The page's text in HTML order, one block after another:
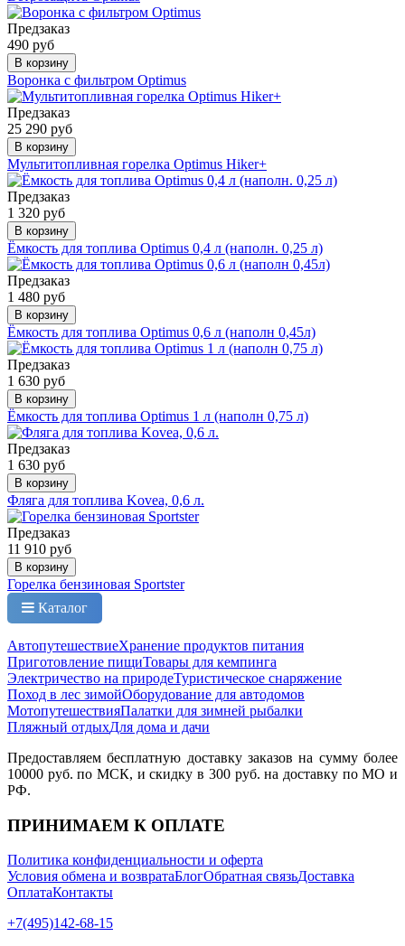
Предзаказ
490 руб
В корзину
Воронка с фильтром Optimus
Предзаказ
25 290 руб
В корзину
Мультитопливная горелка Optimus Hiker+
Предзаказ
1 320 руб
В корзину
Ёмкость для топлива Optimus 0,4 л (наполн. 0,25 л)
Предзаказ
1 480 руб
В корзину
Ёмкость для топлива Optimus 0,6 л (наполн 0,45л)
Предзаказ
1 630 руб
В корзину
Ёмкость для топлива Optimus 1 л (наполн 0,75 л)
Предзаказ
1 630 руб
В корзину
Фляга для топлива Kovea, 0,6 л.
Предзаказ
11 910 руб
В корзину
Горелка бензиновая Sportster
Каталог
АвтопутешествиеХранение продуктов питания
Приготовление пищиТовары для кемпинга
Электричество на природеТуристическое снаряжение
Поход в лес зимойОборудование для автодомов
МотопутешествияПалатки для зимней рыбалки
Пляжный отдыхДля дома и дачи
Предоставляем бесплатную доставку заказов на сумму более
10000 руб. по МСК, и скидку в 300 руб. на доставку по МО и
РФ.
ПРИНИМАЕМ К ОПЛАТЕ
Политика конфиденциальности и оферта
Условия обмена и возвратаБлогОбратная связьДоставка
ОплатаКонтакты
+7(495)142-68-15